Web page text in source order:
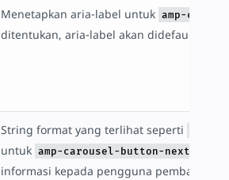
Menetapkan aria-label untuk amp-
ditentukan, aria-label akan didefaultkan
String format yang terlihat seperti
untuk amp-carousel-button-next
informasi kepada pengguna pembaca